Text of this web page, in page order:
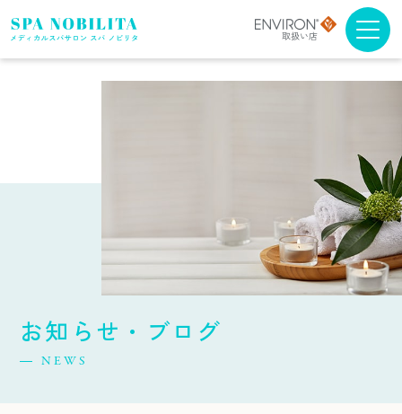
メニュー・料金
スパノビリタについて
取扱商品について
お知らせ・ブログ
NEWS